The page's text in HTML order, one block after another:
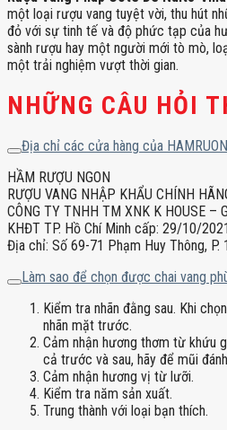
một loại rượu vang tuyệt vời, thu hút
đỏ với sự tinh tế và độ phức tạp của
sành rượu hay một người mới tò mò,
một trải nghiệm vượt thời gian.
NHỮNG CÂU HỎI
Địa chỉ các cửa hàng của
HẦM RƯỢU NGON
RƯỢU VANG NHẬP KHẨU CHÍNH
CÔNG TY TNHH TM XNK K HOUSE
KHĐT TP. Hồ Chí Minh cấp: 29/10/
Địa chỉ: Số 69-71 Phạm Huy Thông, P.
Làm sao để chọn được chai vang
Kiểm tra nhãn đằng sau. Khi
nhãn mặt trước.
Cảm nhận hương thơm từ khứu
cả trước và sau, hãy để mũi
Cảm nhận hương vị từ lưỡi.
Kiểm tra năm sản xuất.
Trung thành với loại bạn thích.